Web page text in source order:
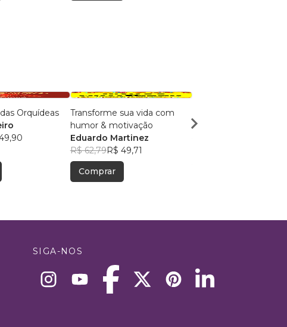
Orquídeas
Transforme sua vida com
humor & motivação
Eduardo Martinez
R$ 62,79R$ 49,71
Comprar
Tonia Horbach
SIGA-NOS